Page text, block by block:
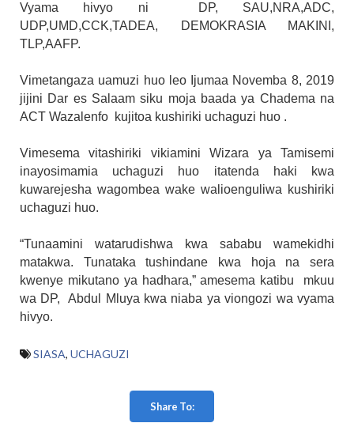
Vyama hivyo ni DP, SAU,NRA,ADC,
UDP,UMD,CCK,TADEA, DEMOKRASIA MAKINI,
TLP,AAFP.
Vimetangaza uamuzi huo leo Ijumaa Novemba 8, 2019
jijini Dar es Salaam siku moja baada ya Chadema na
ACT Wazalenfo kujitoa kushiriki uchaguzi huo .
Vimesema vitashiriki vikiamini Wizara ya Tamisemi
inayosimamia uchaguzi huo itatenda haki kwa
kuwarejesha wagombea wake walioenguliwa kushiriki
uchaguzi huo.
“Tunaamini watarudishwa kwa sababu wamekidhi
matakwa. Tunataka tushindane kwa hoja na sera
kwenye mikutano ya hadhara,” amesema katibu mkuu
wa DP, Abdul Mluya kwa niaba ya viongozi wa vyama
hivyo.
SIASA, UCHAGUZI
Share To: